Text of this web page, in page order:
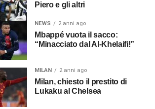
Piero e gli altri
NEWS 2 anni ago
Mbappé vuota il sacco:
“Minacciato dal Al-Khelaifi!”
MILAN 2 anni ago
Milan, chiesto il prestito di
Lukaku al Chelsea